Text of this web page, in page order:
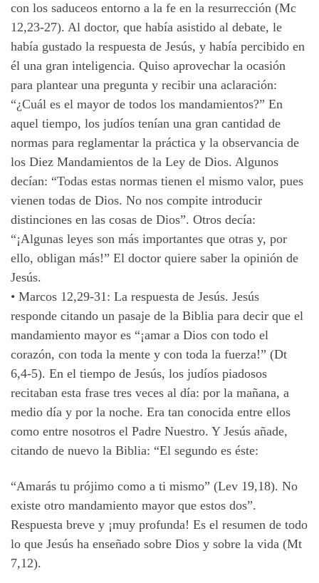
con los saduceos entorno a la fe en la resurrección (Mc
12,23-27). Al doctor, que había asistido al debate, le
había gustado la respuesta de Jesús, y había percibido en
él una gran inteligencia. Quiso aprovechar la ocasión
para plantear una pregunta y recibir una aclaración:
“¿Cuál es el mayor de todos los mandamientos?” En
aquel tiempo, los judíos tenían una gran cantidad de
normas para reglamentar la práctica y la observancia de
los Diez Mandamientos de la Ley de Dios. Algunos
decían: “Todas estas normas tienen el mismo valor, pues
vienen todas de Dios. No nos compite introducir
distinciones en las cosas de Dios”. Otros decía:
“¡Algunas leyes son más importantes que otras y, por
ello, obligan más!” El doctor quiere saber la opinión de
Jesús.
• Marcos 12,29-31: La respuesta de Jesús. Jesús
responde citando un pasaje de la Biblia para decir que el
mandamiento mayor es “¡amar a Dios con todo el
corazón, con toda la mente y con toda la fuerza!” (Dt
6,4-5). En el tiempo de Jesús, los judíos piadosos
recitaban esta frase tres veces al día: por la mañana, a
medio día y por la noche. Era tan conocida entre ellos
como entre nosotros el Padre Nuestro. Y Jesús añade,
citando de nuevo la Biblia: “El segundo es éste:
“Amarás tu prójimo como a ti mismo” (Lev 19,18). No
existe otro mandamiento mayor que estos dos”.
Respuesta breve y ¡muy profunda! Es el resumen de todo
lo que Jesús ha enseñado sobre Dios y sobre la vida (Mt
7,12).